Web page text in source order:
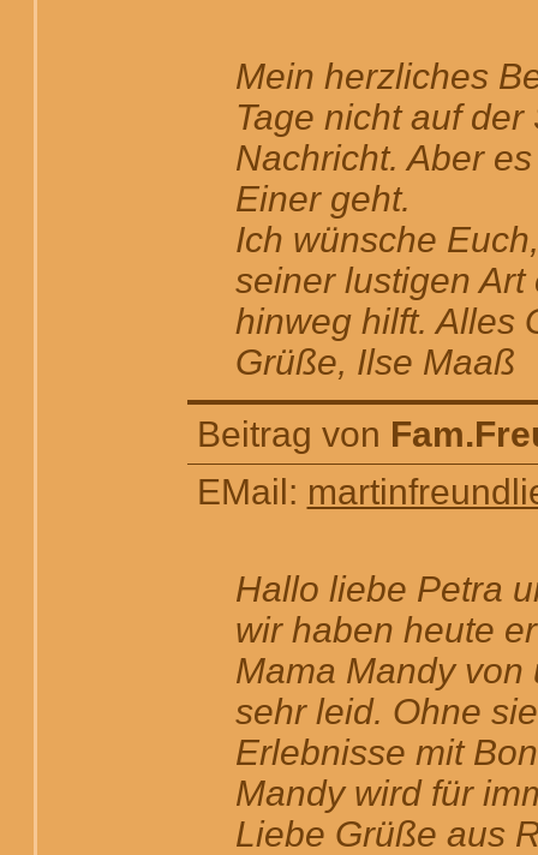
Mein herzliches
Tage nicht auf
Nachricht. Aber
Einer geht.
Ich wünsche
seiner lustigen
hinweg hilft. Alles
Grüße, Ilse Maaß
Beitrag von
EMail:
Hallo liebe Petra
wir haben heute
Mama Mandy von
sehr leid. Ohne
Erlebnisse mit
Mandy wird für
Liebe Grüße aus